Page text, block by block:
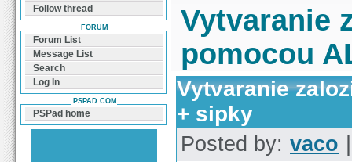
Vytvaranie
pomocou
Vytvaranie
+ sipky
Posted by: vaco
Follow thread
FORUM
Forum List
Message List
Search
Log In
PSPAD.COM
PSPad home